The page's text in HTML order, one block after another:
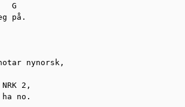
G
på.
nynorsk,
2,
no.